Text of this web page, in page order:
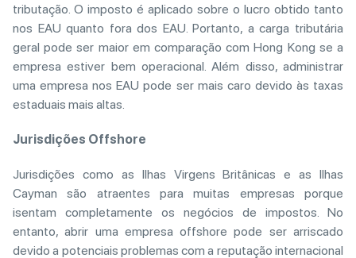
tributação. O imposto é aplicado sobre o lucro obtido tanto
nos EAU quanto fora dos EAU. Portanto, a carga tributária
geral pode ser maior em comparação com Hong Kong se a
empresa estiver bem operacional. Além disso, administrar
uma empresa nos EAU pode ser mais caro devido às taxas
estaduais mais altas.
Jurisdições Offshore
Jurisdições como as Ilhas Virgens Britânicas e as Ilhas
Cayman são atraentes para muitas empresas porque
isentam completamente os negócios de impostos. No
entanto, abrir uma empresa offshore pode ser arriscado
devido a potenciais problemas com a reputação internacional